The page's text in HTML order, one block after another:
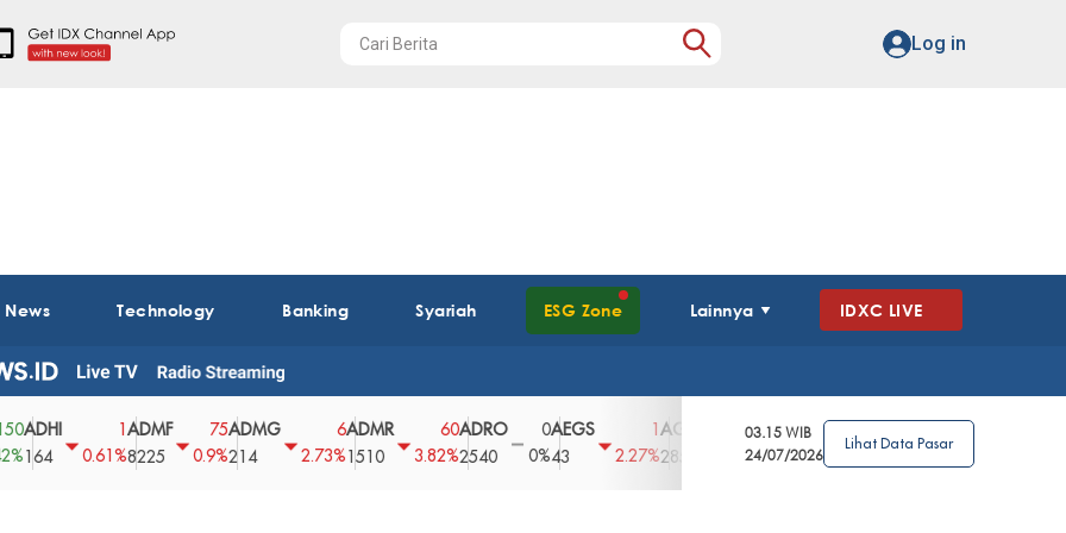
Log in
Technology Banking Syariah ESG Zone Lainnya IDXC LIVE
0.61%
ADMF
8225
75
0.9%
ADMG
214
2.73%
ADMR
1510
60
3.82%
ADRO
2540
0
0%
AEGS
2.27% 2850
3.39%
AGRO
148
4
2.63%
0%
03.15 WIB
24/07/2026
Lihat Data Pasar